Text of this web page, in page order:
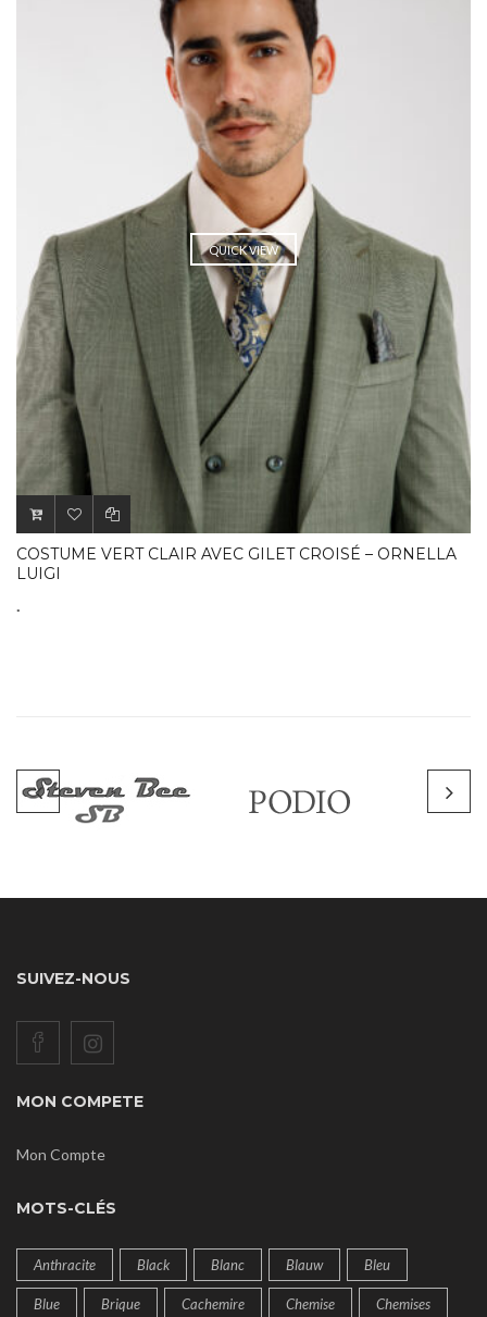
QUICK VIEW
COSTUME VERT CLAIR AVEC GILET CROISÉ – ORNELLA
LUIGI
.
SUIVEZ-NOUS
MON COMPETE
Mon Compte
MOTS-CLÉS
Anthracite Black Blanc Blauw Bleu
Blue Brique Cachemire Chemise Chemises